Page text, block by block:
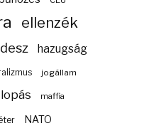
ellenzék
hazugság
jogállam
lopás maffia
NATO